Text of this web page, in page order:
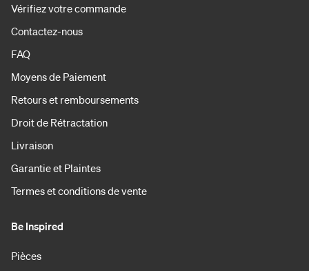
Vérifiez votre commande
Contactez-nous
FAQ
Moyens de Paiement
Retours et remboursements
Droit de Rétractation
Livraison
Garantie et Plaintes
Termes et conditions de vente
Be Inspired
Pièces